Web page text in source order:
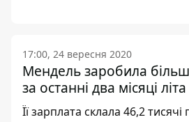
17:00, 24 вересня 2020
Мендель заробила
за останні два місяці літа
Її зарплата склала 46,2 тисячі